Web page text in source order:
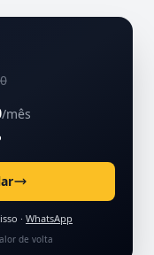
/mês
· WhatsApp
de volta